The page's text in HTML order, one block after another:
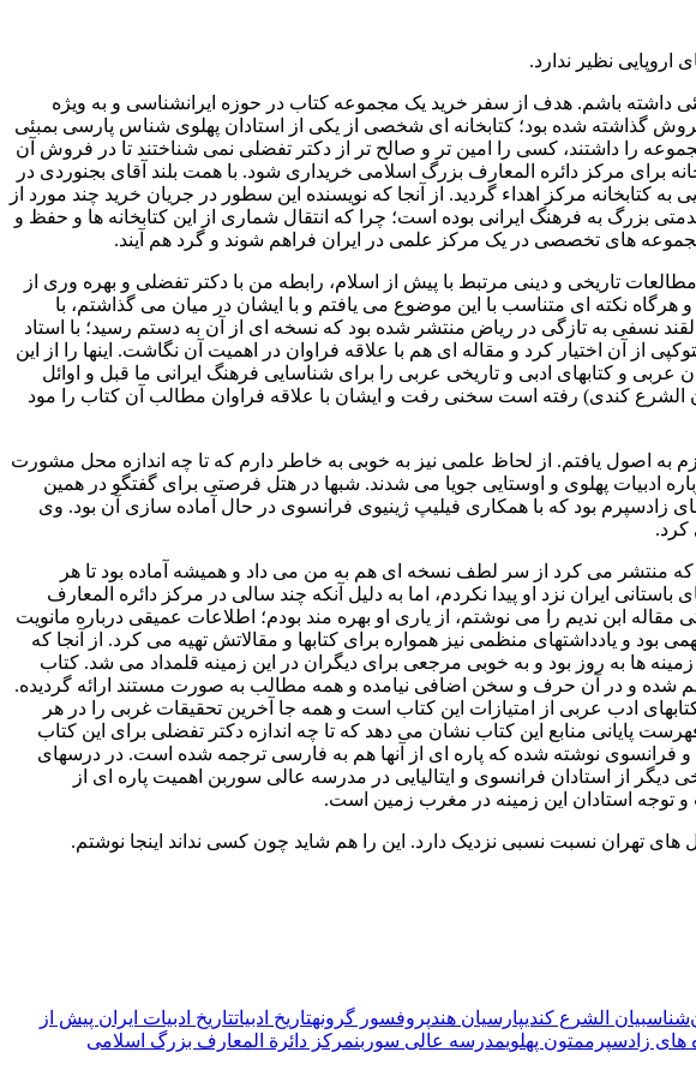
اروپایی نظیر ندارد.
به بمبئی داشته باشم. هدف از سفر خرید یک مجموعه کتاب در حوزه ایرانشناسی و به ویژه
فروش گذاشته شده بود؛ کتابخانه ای شخصی از یکی از استادان پهلوی شناس پارسی بمبئی
را داشتند، کسی را امین تر و صالح تر از دکتر تفضلی نمی شناختند تا در فروش آن
برای مرکز دائره المعارف بزرگ اسلامی خریداری شود. با همت بلند آقای بجنوردی در
کتابخانه مرکز اهداء گردید. از آنجا که نویسنده این سطور در جریان خرید چند مورد از
بزرگ به فرهنگ ایرانی بوده است؛ چرا که انتقال شماری از این کتابخانه ها و حفظ و
مجموعه های تخصصی در یک مرکز علمی در ایران فراهم شوند و گرد هم آیند.
تاریخی و دینی مرتبط با پیش از اسلام، رابطه من با دکتر تفضلی و بهره وری از
و هرگاه نکته ای متناسب با این موضوع می یافتم و با ایشان در میان می گذاشتم، با
نسفی به تازگی در ریاض منتشر شده بود که نسخه ای از آن به دستم رسید؛ با استاد
از آن اختیار کرد و مقاله ای هم با علاقه فراوان در اهمیت آن نگاشت. اینها را از این
و کتابهای ادبی و تاریخی عربی را برای شناسایی فرهنگ ایرانی ما قبل و اوائل
الشرع کندی) رفته است سخنی رفت و ایشان با علاقه فراوان مطالب آن کتاب را مود
به اصول یافتم. از لحاظ علمی نیز به خوبی به خاطر دارم که تا چه اندازه محل مشورت
ادبیات پهلوی و اوستایی جویا می شدند. شبها در هتل فرصتی برای گفتگو در همین
بود که با همکاری فیلیپ ژینیوی فرانسوی در حال آماده سازی آن بود. وی
کرد.
منتشر می کرد از سر لطف نسخه ای هم به من می داد و همیشه آماده بود تا هر
ایران نزد او پیدا نکردم، اما به دلیل آنکه چند سالی در مرکز دائره المعارف
ابن ندیم را می نوشتم، از یاری او بهره مند بودم؛ اطلاعات عمیقی درباره مانویت
بود و یادداشتهای منظمی نیز همواره برای کتابها و مقالاتش تهیه می کرد. از آنجا که
ها به روز بود و به خوبی مرجعی برای دیگران در این زمینه قلمداد می شد. کتاب
شده و در آن حرف و سخن اضافی نیامده و همه مطالب به صورت مستند ارائه گردیده.
ادب عربی از امتیازات این کتاب است و همه جا آخرین تحقیقات غربی را در هر
پایانی منابع این کتاب نشان می دهد که تا چه اندازه دکتر تفضلی برای این کتاب
فرانسوی نوشته شده که پاره ای از آنها هم به فارسی ترجمه شده است. در درسهای
از استادان فرانسوی و ایتالیایی در مدرسه عالی سوربن اهمیت پاره ای از
و توجه استادان این زمینه در مغرب زمین است.
تهران نسبت نسبی نزدیک دارد. این را هم شاید چون کسی نداند اینجا نوشتم.
بیان الشرع کندیپارسیان هندپروفسور گرونهتاریخ ادبیاتتاریخ ادبیات ایران پیش از
های زادسپرممتون پهلویمدرسه عالی سوربنمرکز دائرة المعارف بزرگ اسلامی